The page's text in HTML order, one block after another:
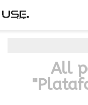
All